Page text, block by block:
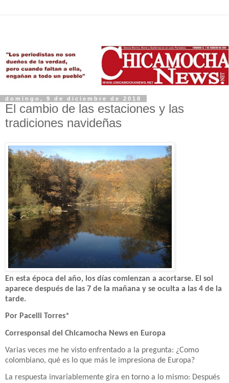
domingo, 9 de diciembre de 2018
El cambio de las estaciones y las
tradiciones navideñas
En esta época del año, los días comienzan a acortarse. El sol
aparece después de las 7 de la mañana y se oculta a las 4 de la
tarde.
Por Pacelli Torres*
Corresponsal del Chicamocha News en Europa
Varias veces me he visto enfrentado a la pregunta: ¿Como
colombiano, qué es lo que más le impresiona de Europa?
La respuesta invariablemente gira en torno a lo mismo: Después